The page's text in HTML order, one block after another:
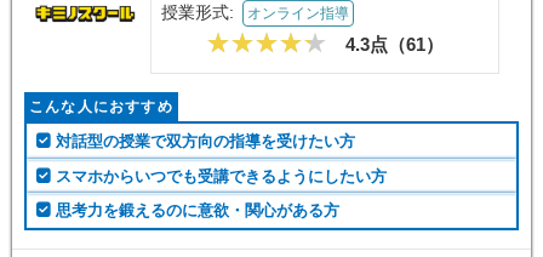
授業形式: オンライン指導
4.3点（61）
こんな人におすすめ
対話型の授業で双方向の指導を受けたい方
スマホからいつでも受講できるようにしたい方
思考力を鍛えるのに意欲・関心がある方